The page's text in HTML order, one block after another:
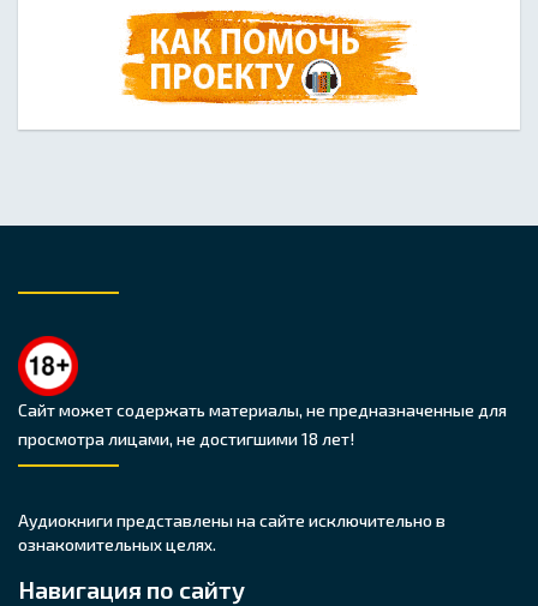
Сайт может содержать материалы, не предназначенные для
просмотра лицами, не достигшими 18 лет!
Аудиокниги представлены на сайте исключительно в
ознакомительных целях.
Навигация по сайту